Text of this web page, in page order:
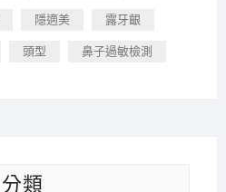
隱適美 露牙齦
頭型 鼻子過敏檢測
分類